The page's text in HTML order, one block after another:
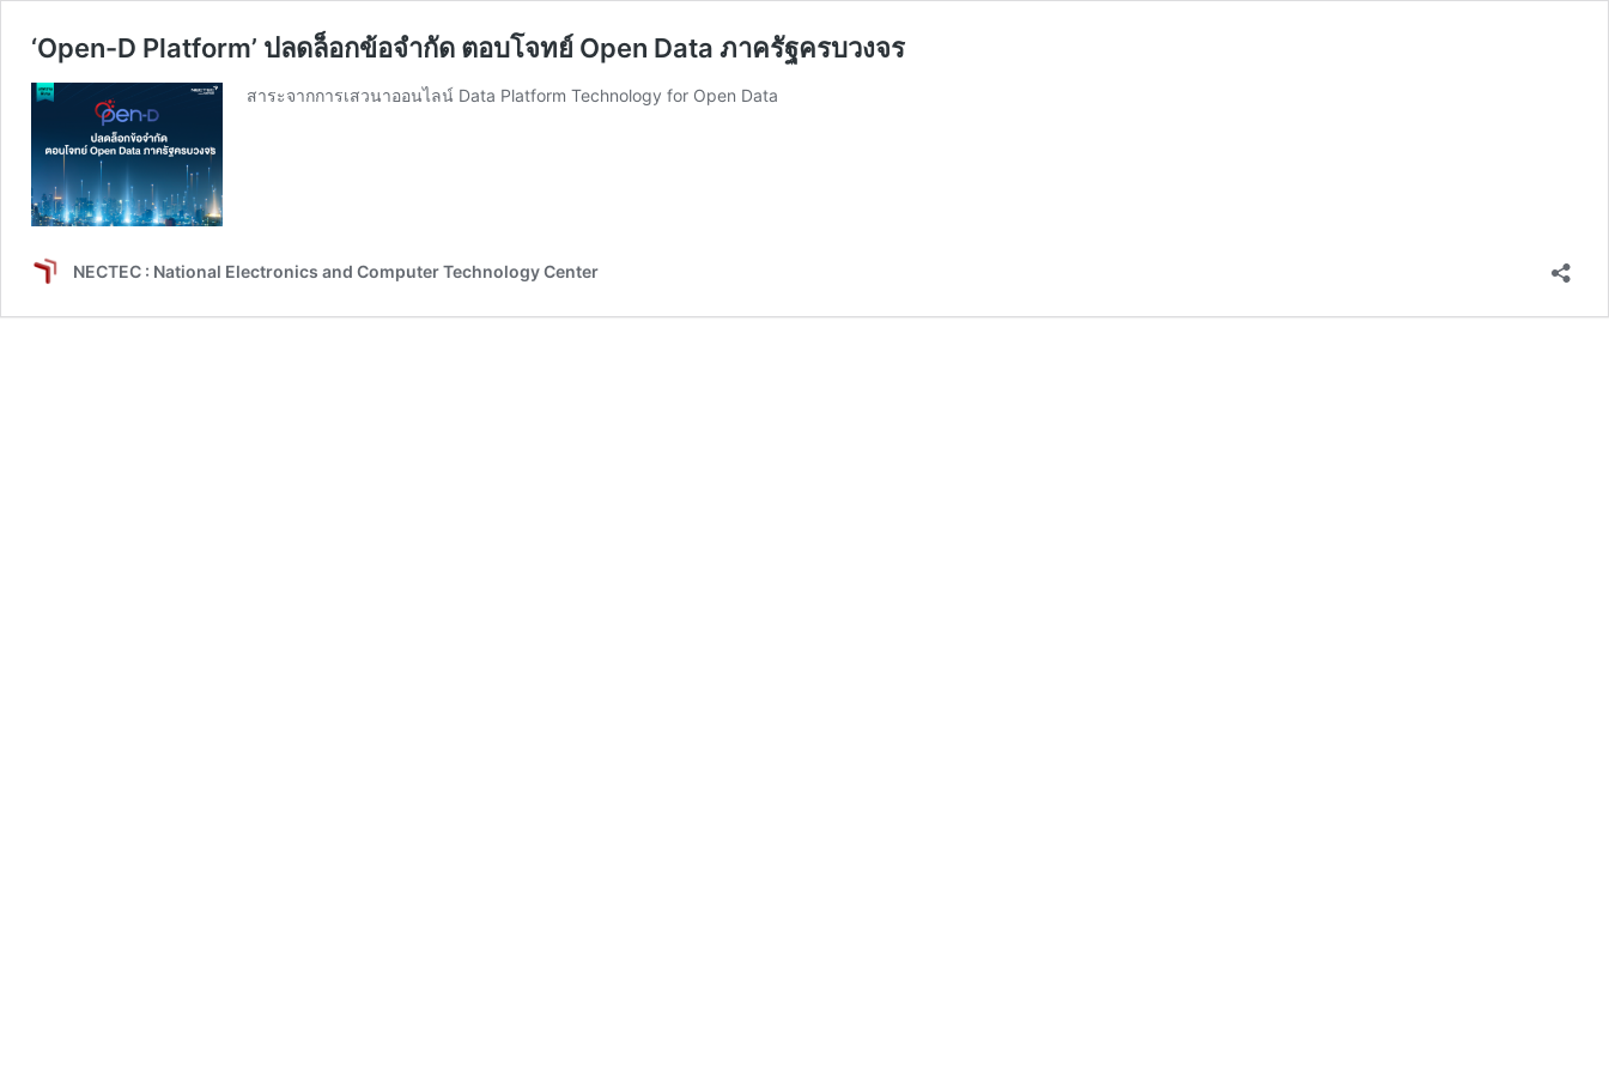
‘Open-D Platform’ ปลดล็อกข้อจำกัด ตอบโจทย์ Open Data ภาครัฐครบวงจร
สาระจากการเสวนาออนไลน์ Data Platform Technology for Open Data
NECTEC : National Electronics and Computer Technology Center